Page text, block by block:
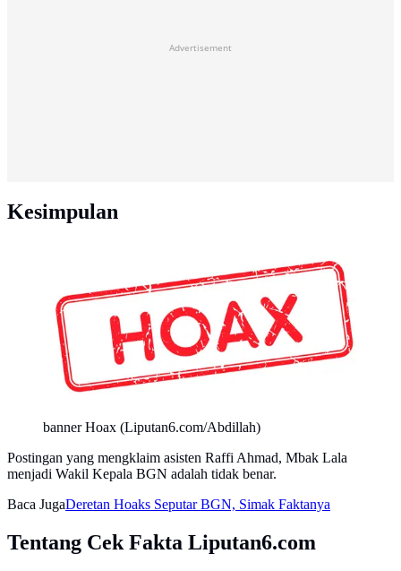
Advertisement
Kesimpulan
banner Hoax (Liputan6.com/Abdillah)
Postingan yang mengklaim asisten Raffi Ahmad, Mbak Lala
menjadi Wakil Kepala BGN adalah tidak benar.
Baca JugaDeretan Hoaks Seputar BGN, Simak Faktanya
Tentang Cek Fakta Liputan6.com